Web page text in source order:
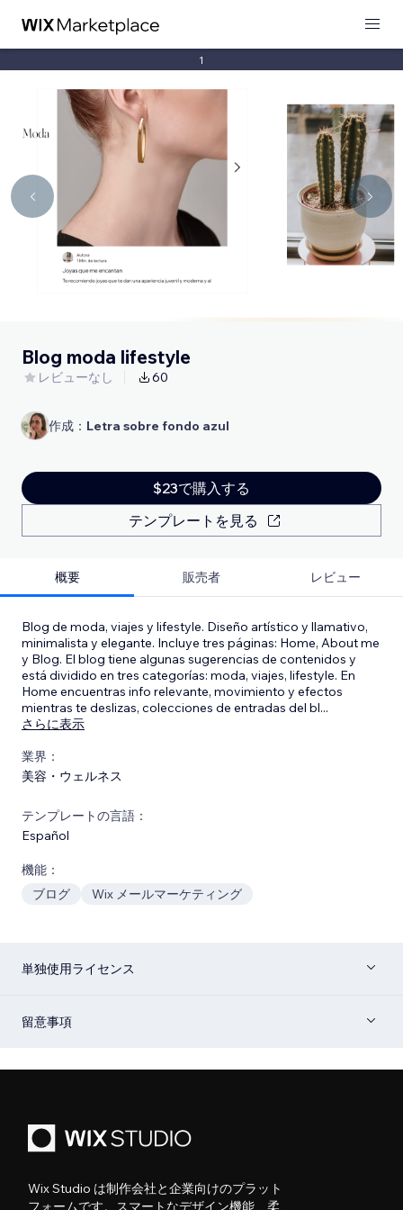
1
Blog moda lifestyle
レビューなし 60
作成： Letra sobre fondo azul
$23で購入する
テンプレートを見る
概要 販売者 レビュー
Blog de moda, viajes y lifestyle. Diseño artístico y llamativo,
minimalista y elegante. Incluye tres páginas: Home, About me
y Blog. El blog tiene algunas sugerencias de contenidos y
está dividido en tres categorías: moda, viajes, lifestyle. En
Home encuentras info relevante, movimiento y efectos
mientras te deslizas, colecciones de entradas del bl...
さらに表示
業界：
美容・ウェルネス
テンプレートの言語：
Español
機能：
ブログ
Wix メールマーケティング
単独使用ライセンス
留意事項
Wix Studio は制作会社と企業向けのプラット
フォームです。スマートなデザイン機能、柔